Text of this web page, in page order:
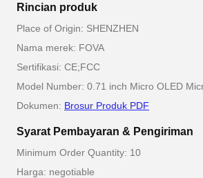
Rincian produk
Place of Origin: SHENZHEN
Nama merek: FOVA
Sertifikasi: CE;FCC
Model Number: 0.71 inch Micro OLED
Dokumen: Brosur Produk PDF
Syarat Pembayaran & Pengiriman
Minimum Order Quantity: 10
Harga: negotiable